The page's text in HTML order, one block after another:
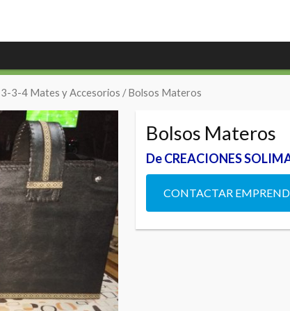
3-3-4 Mates y Accesorios / Bolsos Materos
Bolsos Materos
De CREACIONES
CONTACTAR